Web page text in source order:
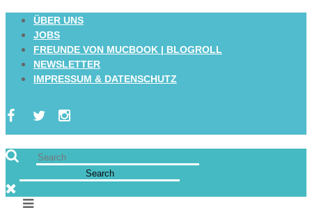
ÜBER UNS
JOBS
FREUNDE VON MUCBOOK | BLOGROLL
NEWSLETTER
IMPRESSUM & DATENSCHUTZ